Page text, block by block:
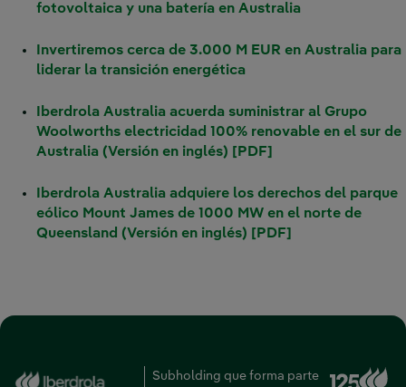
fotovoltaica y una batería en Australia
Invertiremos cerca de 3.000 M EUR en Australia para
liderar la transición energética
Iberdrola Australia acuerda suministrar al Grupo
Woolworths electricidad 100% renovable en el sur de
Australia (Versión en inglés) [PDF]
Iberdrola Australia adquiere los derechos del parque
eólico Mount James de 1000 MW en el norte de
Queensland (Versión en inglés) [PDF]
Subholding que forma parte